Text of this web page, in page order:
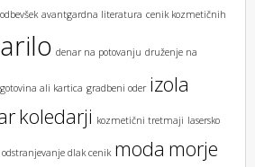
avantgardna literatura cenik kozmetičnih
denar na potovanju druženje na
gotovina ali kartica gradbeni oder izola
koledarji kozmetični tretmaji lasersko
odstranjevanje dlak cenik moda morje